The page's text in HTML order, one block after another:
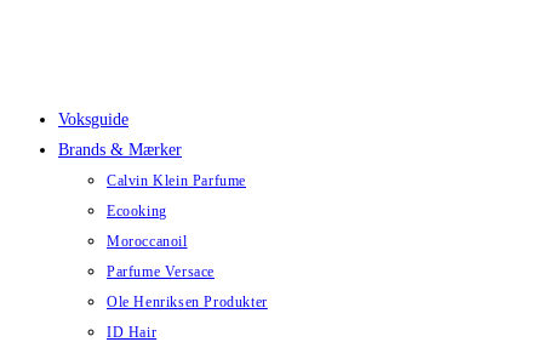
Voksguide
Brands & Mærker
Calvin Klein Parfume
Ecooking
Moroccanoil
Parfume Versace
Ole Henriksen Produkter
ID Hair